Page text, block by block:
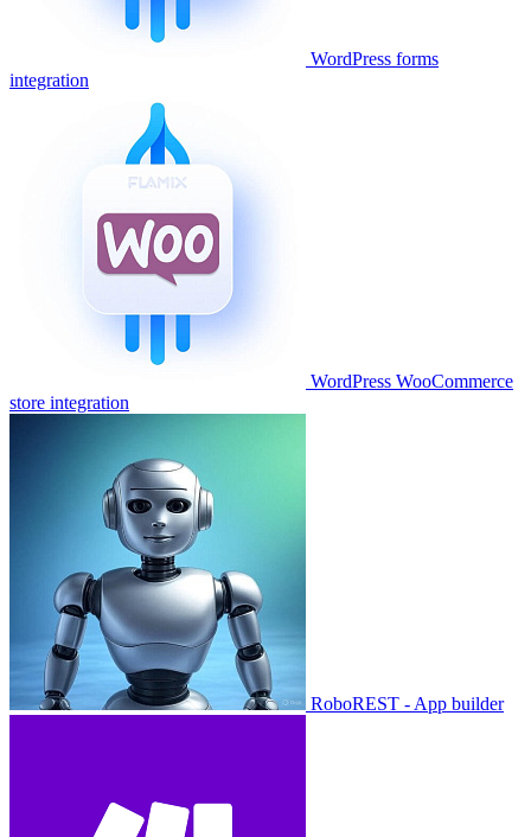
WordPress forms
integration
WordPress WooCommerce
store integration
RoboREST - App builder